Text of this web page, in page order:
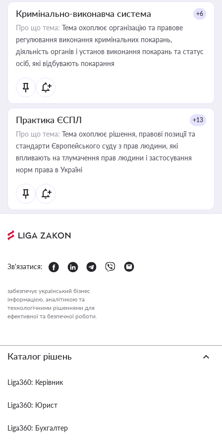
Кримінально-виконавча система +6
Про що тема: Тема охоплює організацію та правове
регулювання виконання кримінальних покарань,
діяльність органів і установ виконання покарань та статус
осіб, які відбувають покарання
Практика ЄСПЛ +13
Про що тема: Тема охоплює рішення, правові позиції та
стандарти Європейського суду з прав людини, які
впливають на тлумачення прав людини і застосування
норм права в Україні
Зв'язатися:
забезпечує український бізнес
інформацією, аналітикою та
технологічними рішеннями для
ефективної та безпечної роботи.
Каталог рішень
Liga360: Керівник
Liga360: Юрист
Liga360: Бухгалтер